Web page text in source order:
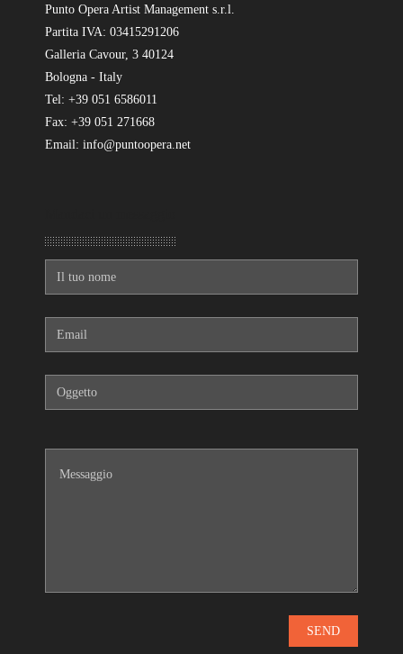
Punto Opera Artist Management s.r.l.
Partita IVA: 03415291206
Galleria Cavour, 3 40124
Bologna - Italy
Tel: +39 051 6586011
Fax: +39 051 271668
Email: info@puntoopera.net